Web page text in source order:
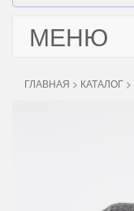
МЕНЮ
ГЛАВНАЯ > КАТАЛОГ >